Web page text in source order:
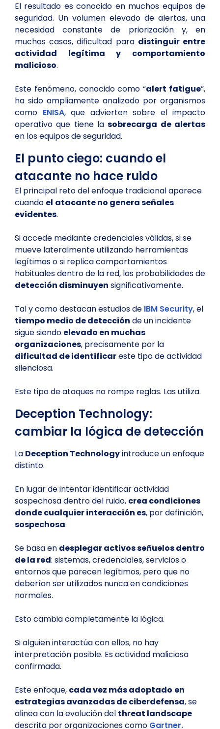
El resultado es conocido en muchos equipos de
seguridad. Un volumen elevado de alertas, una
necesidad constante de priorización y, en
muchos casos, dificultad para distinguir entre
actividad legítima y comportamiento
malicioso.
Este fenómeno, conocido como “alert fatigue”,
ha sido ampliamente analizado por organismos
como ENISA, que advierten sobre el impacto
operativo que tiene lasobrecarga de alertas
en los equipos de seguridad.
El punto ciego: cuando el
atacante no hace ruido
El principal reto del enfoque tradicional aparece
cuando el atacante no genera señales
evidentes.
Si accede mediante credenciales válidas, si se
mueve lateralmente utilizando herramientas
legítimas o si replica comportamientos
habituales dentro de la red, las probabilidades de
detección disminuyen significativamente.
Tal y como destacan estudios de IBM Security, el
tiempo medio de detección de un incidente
sigue siendo elevado en muchas
organizaciones, precisamente por la
dificultad de identificareste tipo de actividad
silenciosa.
Este tipo de ataques no rompe reglas. Las utiliza.
Deception Technology:
cambiar la lógica de detección
La Deception Technologyintroduce un enfoque
distinto.
En lugar de intentar identificar actividad
sospechosa dentro del ruido, crea condiciones
donde cualquier interacción es, por definición,
sospechosa.
Se basa en desplegar activos señuelos dentro
de la red: sistemas, credenciales, servicios o
entornos que parecen legítimos, pero que no
deberían ser utilizados nunca en condiciones
normales.
Esto cambia completamente la lógica.
Si alguien interactúa con ellos, no hay
interpretación posible. Es actividad maliciosa
confirmada.
Este enfoque, cada vez más adoptado en
estrategias avanzadas de ciberdefensa, se
alinea con la evolución del threat landscape
descrita por organizaciones como Gartner.